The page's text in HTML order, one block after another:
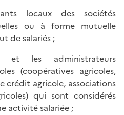
locaux des sociétés
ou à forme mutuelle
de salariés ;
les administrateurs
(coopératives agricoles,
crédit agricole, associations
qui sont considérés
activité salariée ;